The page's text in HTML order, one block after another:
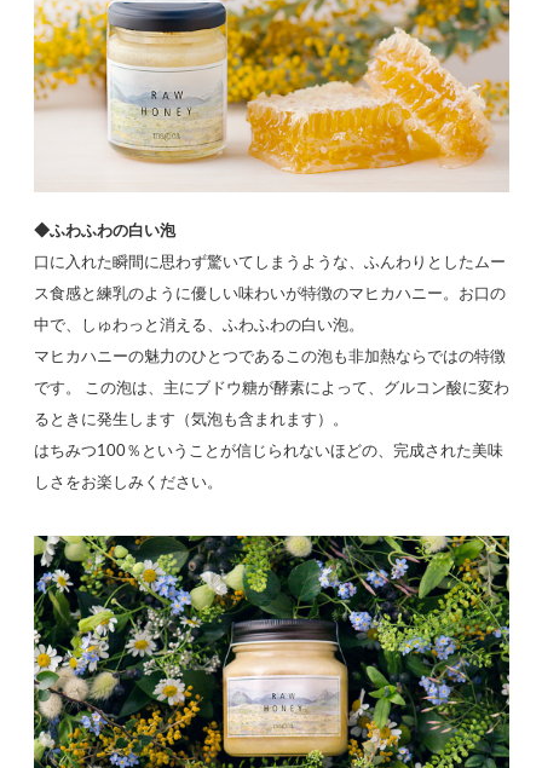
◆ふわふわの白い泡
口に入れた瞬間に思わず驚いてしまうような、ふんわりとしたムー
ス食感と練乳のように優しい味わいが特徴のマヒカハニー。お口の
中で、しゅわっと消える、ふわふわの白い泡。
マヒカハニーの魅力のひとつであるこの泡も非加熱ならではの特徴
です。 この泡は、主にブドウ糖が酵素によって、グルコン酸に変わ
るときに発生します（気泡も含まれます）。
はちみつ100％ということが信じられないほどの、完成された美味
しさをお楽しみください。